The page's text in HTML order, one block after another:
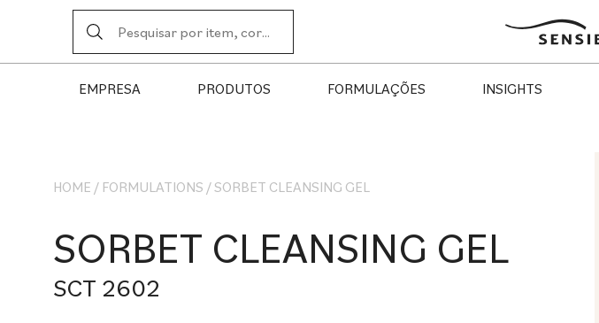
Sensient
EMPRESA PRODUTOS FORMULAÇÕES INSIGHTS
HOME / FORMULATIONS /SORBET CLEANSING GEL
SORBET CLEANSING GEL
SCT 2602